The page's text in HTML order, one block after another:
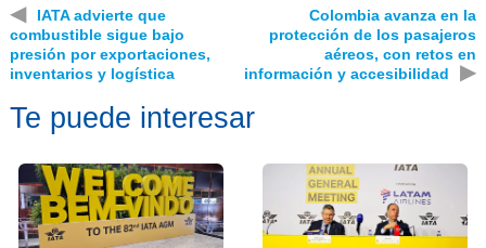
◀
IATA advierte que
combustible sigue bajo
presión por exportaciones,
inventarios y logística
Colombia avanza en la
protección de los pasajeros
aéreos, con retos en
información y accesibilidad
▶
Te puede interesar